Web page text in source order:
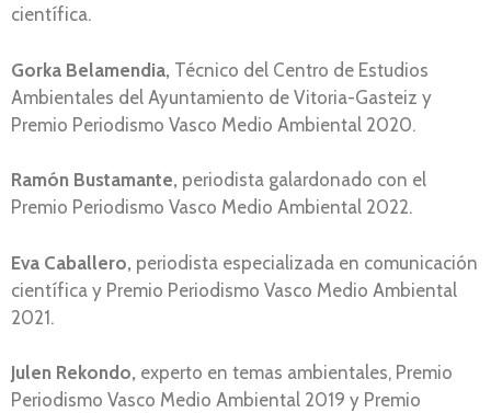
científica.
Gorka Belamendia, Técnico del Centro de Estudios
Ambientales del Ayuntamiento de Vitoria-Gasteiz y
Premio Periodismo Vasco Medio Ambiental 2020.
Ramón Bustamante, periodista galardonado con el
Premio Periodismo Vasco Medio Ambiental 2022.
Eva Caballero, periodista especializada en comunicación
científica y Premio Periodismo Vasco Medio Ambiental
2021.
Julen Rekondo, experto en temas ambientales, Premio
Periodismo Vasco Medio Ambiental 2019 y Premio